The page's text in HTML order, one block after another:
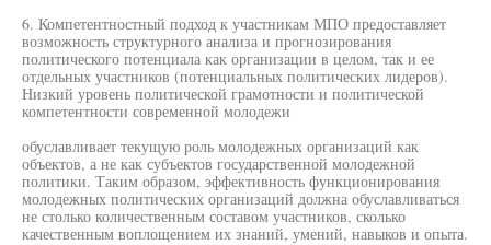
6. Компетентностный подход к участникам МПО предоставляет
возможность структурного анализа и прогнозирования
политического потенциала как организации в целом, так и ее
отдельных участников (потенциальных политических лидеров).
Низкий уровень политической грамотности и политической
компетентности современной молодежи
обуславливает текущую роль молодежных организаций как
объектов, а не как субъектов государственной молодежной
политики. Таким образом, эффективность функционирования
молодежных политических организаций должна обуславливаться
не столько количественным составом участников, сколько
качественным воплощением их знаний, умений, навыков и опыта.